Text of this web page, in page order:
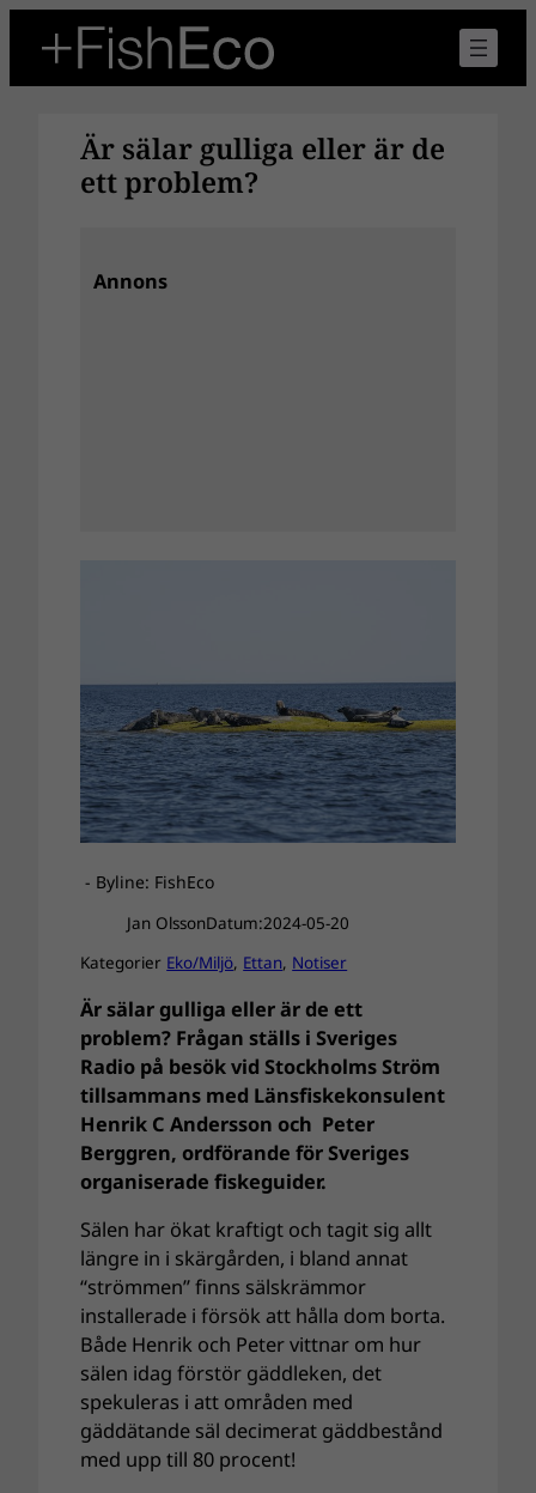
innehåll
Är sälar gulliga eller är de
ett problem?
Annons
- Byline: FishEco
Jan OlssonDatum:2024-05-20
Kategorier Eko/Miljö, Ettan, Notiser
Är sälar gulliga eller är de ett
problem? Frågan ställs i Sveriges
Radio på besök vid Stockholms Ström
tillsammans med Länsfiskekonsulent
Henrik C Andersson och Peter
Berggren, ordförande för Sveriges
organiserade fiskeguider.
Sälen har ökat kraftigt och tagit sig allt
längre in i skärgården, i bland annat
“strömmen” finns sälskrämmor
installerade i försök att hålla dom borta.
Både Henrik och Peter vittnar om hur
sälen idag förstör gäddleken, det
spekuleras i att områden med
gäddätande säl decimerat gäddbestånd
med upp till 80 procent!